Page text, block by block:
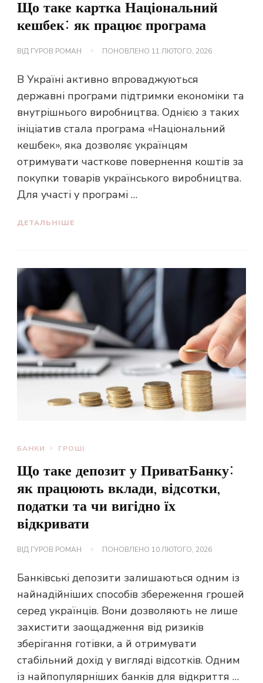
Що таке картка Національний
кешбек: як працює програма
ВІД ГУРОВ РОМАН ПОНОВЛЕНО 11 ЛЮТОГО, 2026
В Україні активно впроваджуються
державні програми підтримки економіки та
внутрішнього виробництва. Однією з таких
ініціатив стала програма «Національний
кешбек», яка дозволяє українцям
отримувати часткове повернення коштів за
покупки товарів українського виробництва.
Для участі у програмі …
ДЕТАЛЬНІШЕ
БАНКИ ГРОШІ
Що таке депозит у ПриватБанку:
як працюють вклади, відсотки,
податки та чи вигідно їх
відкривати
ВІД ГУРОВ РОМАН ПОНОВЛЕНО 10 ЛЮТОГО, 2026
Банківські депозити залишаються одним із
найнадійніших способів збереження грошей
серед українців. Вони дозволяють не лише
захистити заощадження від ризиків
зберігання готівки, а й отримувати
стабільний дохід у вигляді відсотків. Одним
із найпопулярніших банків для відкриття …